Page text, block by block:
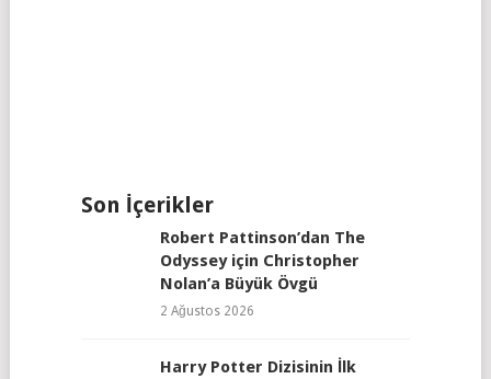
Son İçerikler
Robert Pattinson’dan The
Odyssey için Christopher
Nolan’a Büyük Övgü
2 Ağustos 2026
Harry Potter Dizisinin İlk